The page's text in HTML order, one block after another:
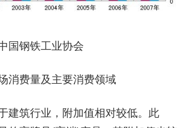
钢铁工业协会
费量及主要消费领域
筑行业，附加值相对较低。此